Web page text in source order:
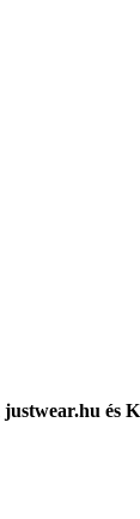
justwear.hu és